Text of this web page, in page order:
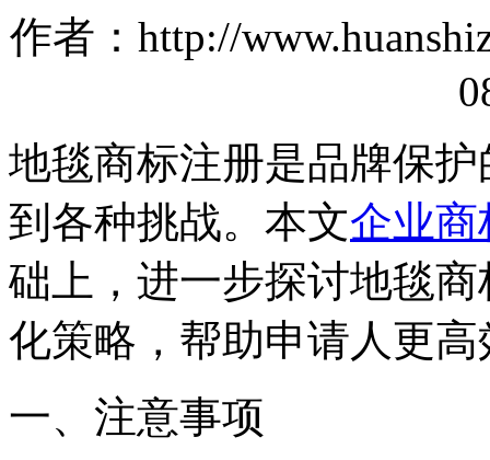
作者：http://
地毯商标注册是品牌保
到各种挑战。本文企业
础上，进一步探讨地毯
化策略，帮助申请人更
一、注意事项